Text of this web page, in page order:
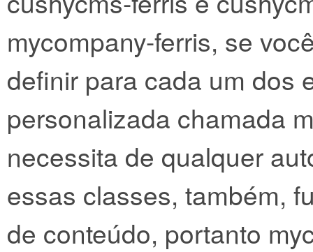
mycompany-ferris, se
definir para cada um dos
personalizada chamada
necessita de qualquer
essas classes, também,
de conteúdo, portanto